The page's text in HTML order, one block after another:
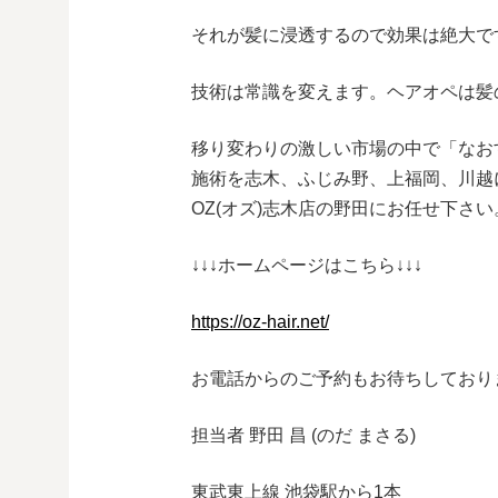
それが髪に浸透するので効果は絶大で
技術は常識を変えます。ヘアオペは
移り変わりの激しい市場の中で「な
施術を志木、ふじみ野、上福岡、川
OZ(オズ)志木店の野田にお任せ下さい
↓↓↓ホームページはこちら↓↓↓
https://oz-hair.net/
お電話からのご予約もお待ちしており
担当者 野田 昌 (のだ まさる)
東武東上線 池袋駅から1本